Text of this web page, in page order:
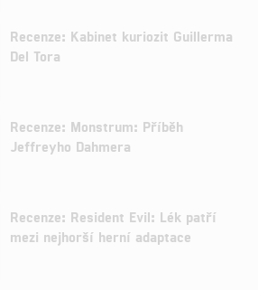
Recenze: Kabinet kuriozit Guillerma
Del Tora
Recenze: Monstrum: Příběh
Jeffreyho Dahmera
Recenze: Resident Evil: Lék patří
mezi nejhorší herní adaptace